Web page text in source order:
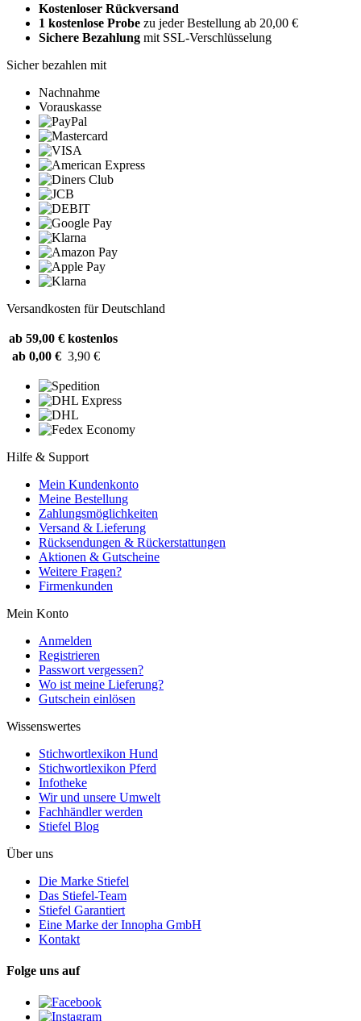
Kostenloser Rückversand
1 kostenlose Probe zu jeder Bestellung ab 20,00 €
Sichere Bezahlung mit SSL-Verschlüsselung
Sicher bezahlen mit
Nachnahme
Vorauskasse
Versandkosten für Deutschland
ab 59,00 € kostenlos
ab 0,00 € 3,90 €
Hilfe & Support
Mein Kundenkonto
Meine Bestellung
Zahlungsmöglichkeiten
Versand & Lieferung
Rücksendungen & Rückerstattungen
Aktionen & Gutscheine
Weitere Fragen?
Firmenkunden
Mein Konto
Anmelden
Registrieren
Passwort vergessen?
Wo ist meine Lieferung?
Gutschein einlösen
Wissenswertes
Stichwortlexikon Hund
Stichwortlexikon Pferd
Infotheke
Wir und unsere Umwelt
Fachhändler werden
Stiefel Blog
Über uns
Die Marke Stiefel
Das Stiefel-Team
Stiefel Garantiert
Eine Marke der Innopha GmbH
Kontakt
Folge uns auf